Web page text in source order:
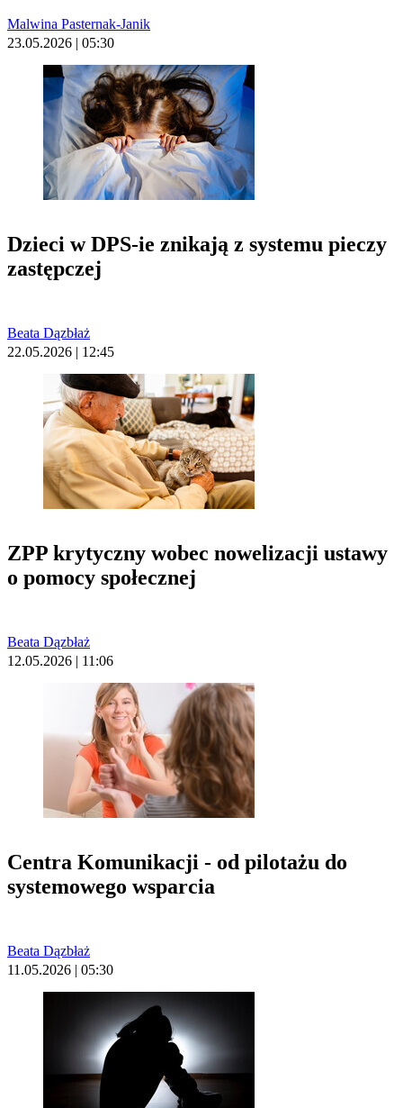
Malwina Pasternak-Janik
23.05.2026 | 05:30
Dzieci w DPS-ie znikają z systemu pieczy
zastępczej
Beata Dązbłaż
22.05.2026 | 12:45
ZPP krytyczny wobec nowelizacji ustawy
o pomocy społecznej
Beata Dązbłaż
12.05.2026 | 11:06
Centra Komunikacji - od pilotażu do
systemowego wsparcia
Beata Dązbłaż
11.05.2026 | 05:30